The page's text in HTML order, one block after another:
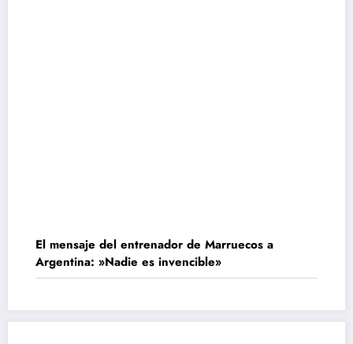
El mensaje del entrenador de Marruecos a
Argentina: »Nadie es invencible»